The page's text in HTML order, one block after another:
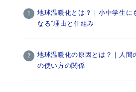
地球温暖化とは？｜小中学生に
なる”理由と仕組み
地球温暖化の原因とは？｜人間
の使い方の関係